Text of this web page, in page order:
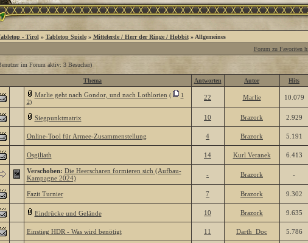
- Tirol » Tabletop Spiele» Mittelerde / Herr der Ringe / Hobbit» Allgemeines
Forum zu Favoriten
im Forum aktiv: 3 Besucher)
Thema Antworten Autor Hits
Marlie geht nach Gondor, und nach Lothlorien (
1
2)
22 Marlie 10.079
Siegpunktmatrix 10 Brazork 2.929
Online-Tool für Armee-Zusammenstellung 4 Brazork 5.191
Osgiliath 14 Kurl Veranek 6.413
Verschoben: Die Heerscharen formieren sich (Aufbau-
Kampagne 2024)
- Brazork -
Fazit Turnier 7 Brazork 9.302
Eindrücke und Gelände 10 Brazork 9.635
Einstieg HDR - Was wird benötigt 11 Darth_Doc 5.786